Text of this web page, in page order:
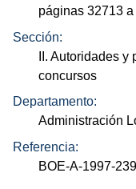
páginas 32713
Sección:
II. Autoridades y
concursos
Departamento:
Administración
Referencia:
BOE-A-1997-